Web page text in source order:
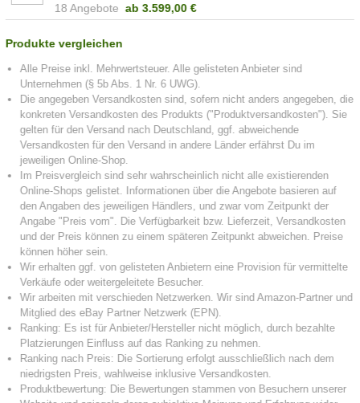
18 Angebote ab 3.599,00 €
Produkte vergleichen